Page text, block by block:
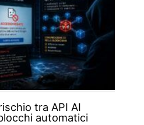
tra API AI
automatici